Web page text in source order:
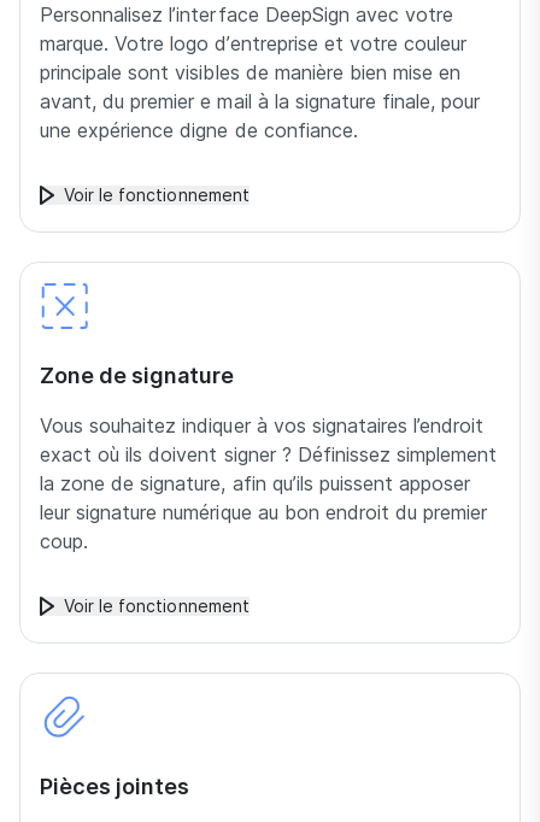
Personnalisez l’interface DeepSign avec votre
marque. Votre logo d’entreprise et votre couleur
principale sont visibles de manière bien mise en
avant, du premier e mail à la signature finale, pour
une expérience digne de confiance.
Voir le fonctionnement
Zone de signature
Vous souhaitez indiquer à vos signataires l’endroit
exact où ils doivent signer ? Définissez simplement
la zone de signature, afin qu’ils puissent apposer
leur signature numérique au bon endroit du premier
coup.
Voir le fonctionnement
Pièces jointes